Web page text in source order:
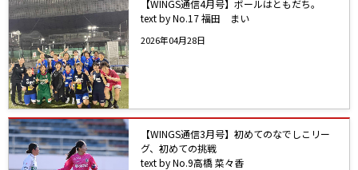
【WINGS通信4月号】ボールはともだち。
text by No.17 福田 まい
2026年04月28日
【WINGS通信3月号】初めてのなでしこリー
グ、初めての挑戦
text by No.9高橋 菜々香